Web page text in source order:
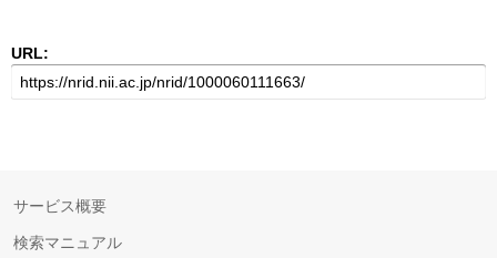
URL:
サービス概要
検索マニュアル